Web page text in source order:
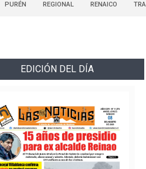
PURÉN REGIONAL RENAICO
EDICIÓN DEL DÍA